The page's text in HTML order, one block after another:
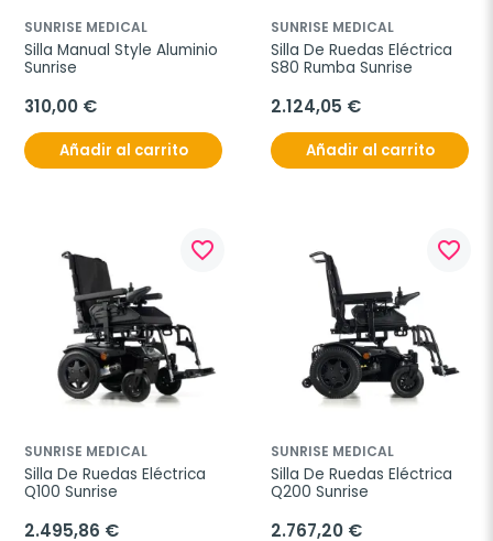
SUNRISE MEDICAL
Silla Manual Style Aluminio
Sunrise
310,00 €
Añadir al carrito
SUNRISE MEDICAL
Silla De Ruedas Eléctrica
S80 Rumba Sunrise
2.124,05 €
Añadir al carrito
favorite_border
SUNRISE MEDICAL
Silla De Ruedas Eléctrica
Q100 Sunrise
2.495,86 €
favorite_border
SUNRISE MEDICAL
Silla De Ruedas Eléctrica
Q200 Sunrise
2.767,20 €